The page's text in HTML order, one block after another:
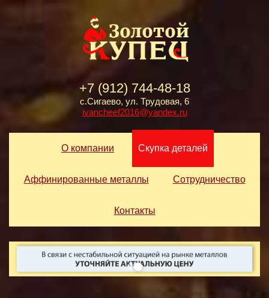
+7 (912) 744-48-18
с.Сигаево, ул. Трудовая, 6
ivancheef2016@yandex.ru
О компании Скупка деталей
Аффинированные металлы Сотрудничество
Контакты